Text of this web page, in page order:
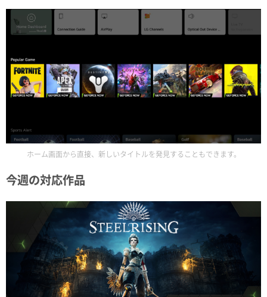
ホーム画面から直接、新しいタイトルを発見することもできます。
今週の対応作品